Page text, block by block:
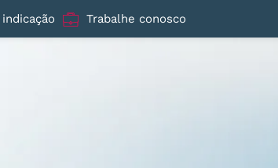
Trabalhe conosco